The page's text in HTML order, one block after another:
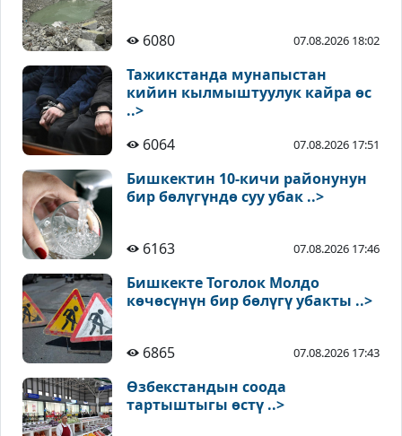
6080 07.08.2026 18:02
Тажикстанда мунапыстан
кийин кылмыштуулук кайра өс
..>
6064
07.08.2026 17:51
Бишкектин 10-кичи районунун
бир бөлүгүндө суу убак ..>
6163 07.08.2026 17:46
Бишкекте Тоголок Молдо
көчөсүнүн бир бөлүгү убакты ..>
6865 07.08.2026 17:43
Өзбекстандын соода
тартыштыгы өстү ..>